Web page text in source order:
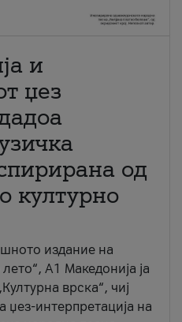
и
џез
од
културно
издание на
А1 Македонија ја
врска“, чиј
џез-интерпретација на